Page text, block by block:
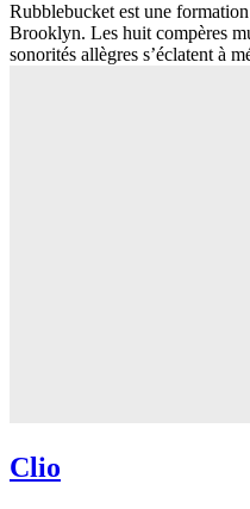
Rubblebucket est une
Brooklyn. Les huit compères
sonorités allègres s’éclatent à
Clio